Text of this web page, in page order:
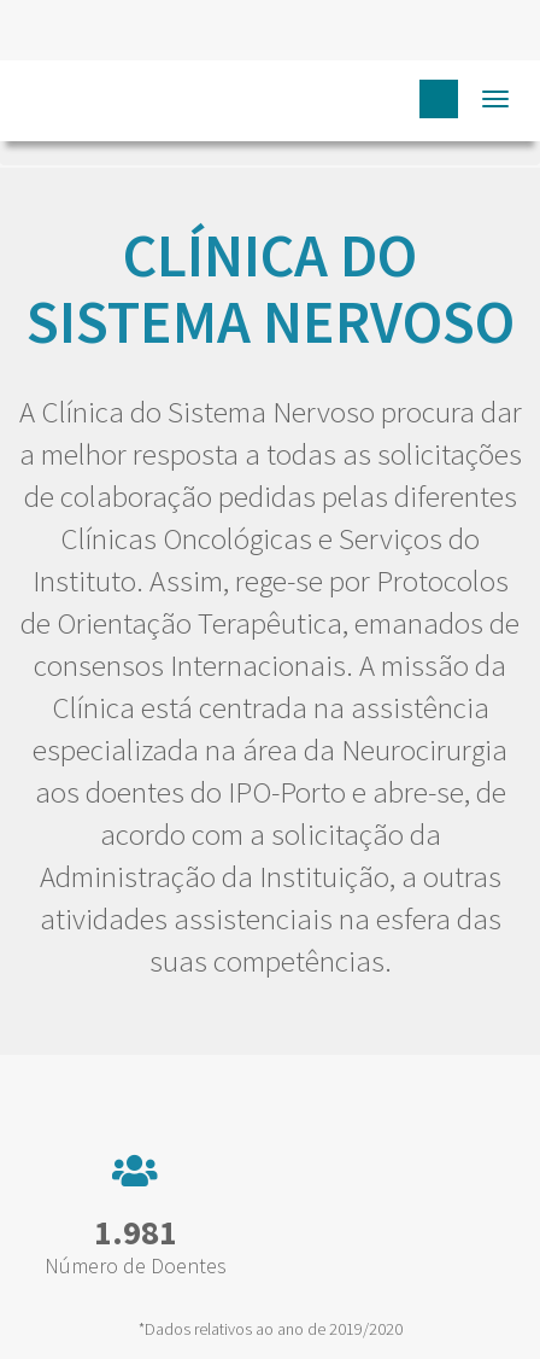
CLÍNICA DO
SISTEMA NERVOSO
A Clínica do Sistema Nervoso procura dar
a melhor resposta a todas as solicitações
de colaboração pedidas pelas diferentes
Clínicas Oncológicas e Serviços do
Instituto. Assim, rege-se por Protocolos
de Orientação Terapêutica, emanados de
consensos Internacionais. A missão da
Clínica está centrada na assistência
especializada na área da Neurocirurgia
aos doentes do IPO-Porto e abre-se, de
acordo com a solicitação da
Administração da Instituição, a outras
atividades assistenciais na esfera das
suas competências.
1.981
Número de Doentes
*Dados relativos ao ano de 2019/2020